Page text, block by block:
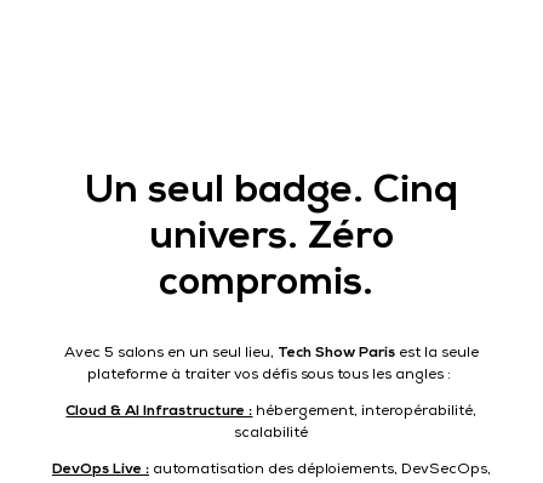
Un seul badge. Cinq
univers. Zéro
compromis.
Avec 5 salons en un seul lieu, Tech Show Parisest la seule
plateforme à traiter vos défis sous tous les angles :
Cloud & AI Infrastructure : hébergement, interopérabilité,
scalabilité
DevOps Live :automatisation des déploiements, DevSecOps,